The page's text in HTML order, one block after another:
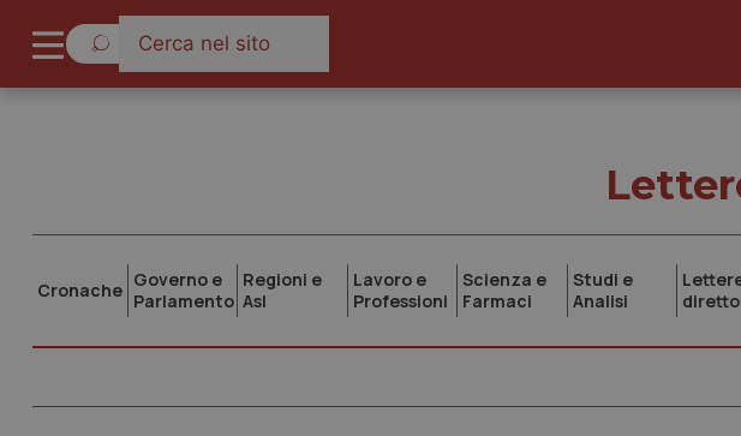
Cronache Governo e
Parlamento
Regioni e
Asl
Lavoro e
Professioni
Scienza e
Farmaci
Studi e
Analisi